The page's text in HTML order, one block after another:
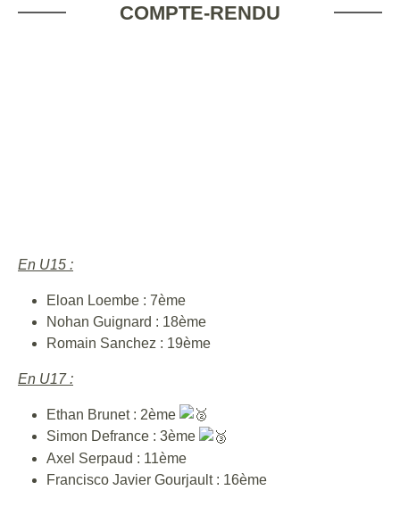
COMPTE-RENDU
En U15 :
Eloan Loembe : 7ème
Nohan Guignard : 18ème
Romain Sanchez : 19ème
En U17 :
Ethan Brunet : 2ème
Simon Defrance : 3ème
Axel Serpaud : 11ème
Francisco Javier Gourjault : 16ème